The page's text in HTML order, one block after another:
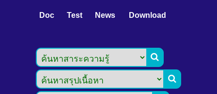
Doc Test News Download

